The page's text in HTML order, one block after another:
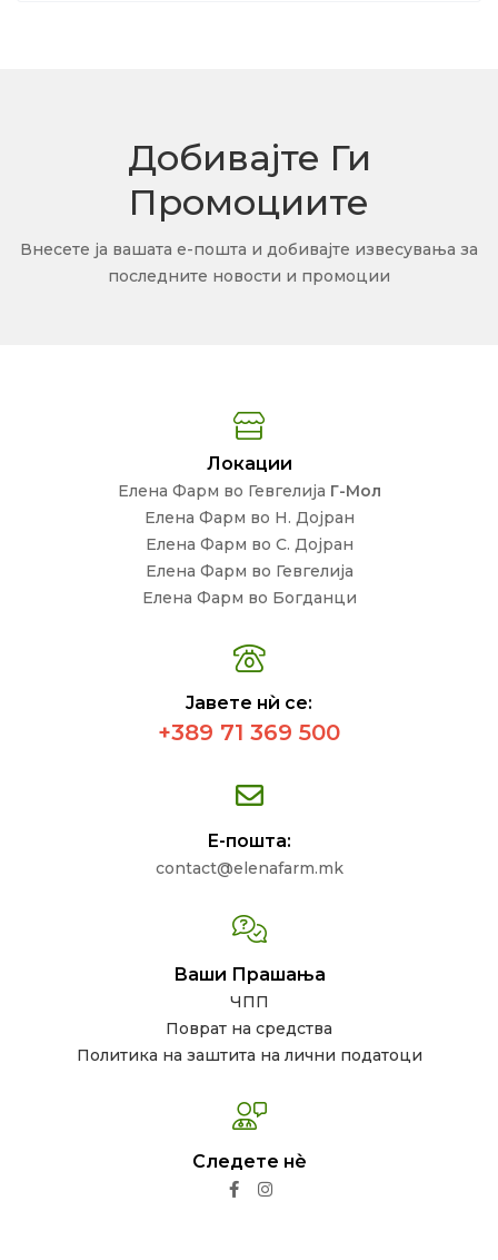
Добивајте Ги
Промоциите
Внесете ја вашата е-пошта и добивајте извесувања за
последните новости и промоции
Локации
Елена Фарм во Гевгелија Г-Мол
Елена Фарм во Н. Дојран
Елена Фарм во С. Дојран
Елена Фарм во Гевгелија
Елена Фарм во Богданци
Јавете нѝ се:
+389 71 369 500
Е-пошта:
contact@elenafarm.mk
Ваши Прашања
ЧПП
Поврат на средства
Политика на заштита на лични податоци
Следете нѐ